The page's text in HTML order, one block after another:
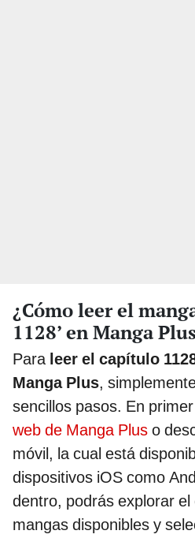
¿Cómo leer el
1128’ en Manga
Para leer el capítulo
Manga Plus,
sencillos pasos. En
web de Manga Plus o
móvil, la cual está
dispositivos iOS como
dentro, podrás explorar
mangas disponibles y